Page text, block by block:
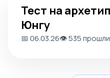
Тест на
Юнгу
📅 06.03.26👁️ 535 прошли